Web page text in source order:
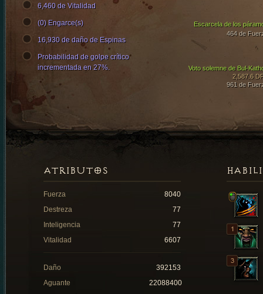
Escarcela de los
464 de
Voto solemne de Bul-
2,587.6
961 de
6,460 de Vitalidad
(0) Engarce(s)
16,930 de daño de Espinas
Probabilidad de golpe crítico
incrementada en 27%.
ATRIBUTOS
Fuerza
8040
Destreza
77
Inteligencia
77
Vitalidad
6607
Daño
392153
Aguante
22088400